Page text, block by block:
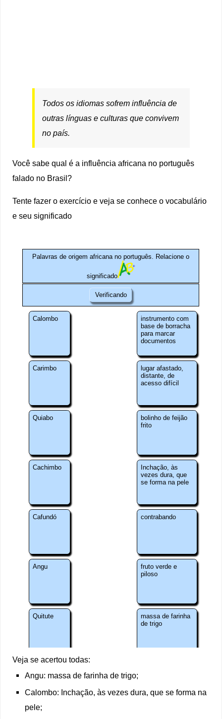
Todos os idiomas sofrem influência de
outras línguas e culturas que convivem
no país.
Você sabe qual é a influência africana no português
falado no Brasil?
Tente fazer o exercício e veja se conhece o vocabulário
e seu significado
Veja se acertou todas:
Angu: massa de farinha de trigo;
Calombo: Inchação, às vezes dura, que se forma na
pele;